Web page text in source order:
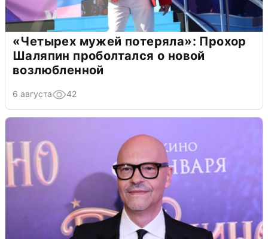
«Четырех мужей потеряла»: Прохор
Шаляпин проболтался о новой
возлюбленной
6 августа 42